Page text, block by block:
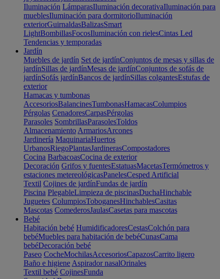
Iluminación LámparasIluminación decorativaIluminación para
mueblesIluminación para dormitorioIluminación
exteriorGuirnaldasBalizasSmart
LightBombillasFocosIluminación con rielesCintas Led
Tendencias y temporadas
Jardín
Muebles de jardín Set de jardínConjuntos de mesas y sillas de
jardínSillas de jardínMesas de jardínConjuntos de sofás de
jardínSofás jardínBancos de jardínSillas colgantesEstufas de
exterior
Hamacas y tumbonas
AccesoriosBalancinesTumbonasHamacasColumpios
Pérgolas CenadoresCarpasPérgolas
Parasoles SombrillasParasolesToldos
Almacenamiento ArmariosArcones
Jardinería MaquinariaHuertos
UrbanosRiegoPlantasJardinerasCompostadores
Cocina BarbacoasCocina de exterior
Decoración Grifos y fuentesEstatuasMacetasTermómetros y
estaciones metereológicasPanelesCesped Artificial
Textil Cojines de jardínFundas de jardín
Piscina PlegableLimpieza de piscinasDuchaHinchable
Juguetes ColumpiosToboganesHinchablesCasitas
Mascotas ComederosJaulasCasetas para mascotas
Bebé
Habitación bebé HumidificadoresCestasColchón para
bebéMuebles para habitación de bebéCunasCama
bebéDecoración bebé
Paseo CocheMochilasAccesoriosCapazosCarrito ligero
Baño e higiene Aspirador nasalOrinales
Textil bebé CojinesFunda